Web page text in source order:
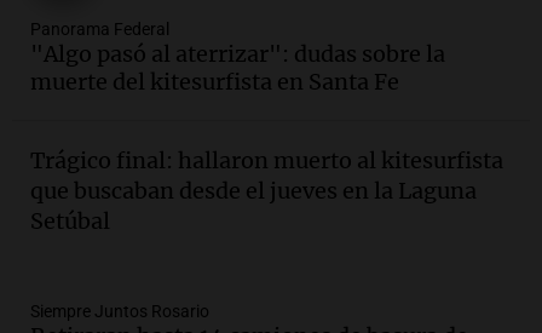
edificios y proyecta una casa del
estudiante con 48 municipios
involucrados
Episodios
Audio.1° gol de Rosario Central a
Aldosivi (Zalazar en contra) - relato
Gato Greco
Audio.Recomendaciones de vino
Panorama Federal
"Algo pasó al aterrizar": dudas sobre la
muerte del kitesurfista en Santa Fe
Trágico final: hallaron muerto al kitesurfista
que buscaban desde el jueves en la Laguna
Setúbal
Siempre Juntos Rosario